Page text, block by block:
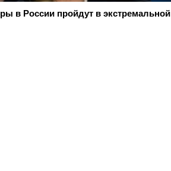
в России пройдут в экстремальной